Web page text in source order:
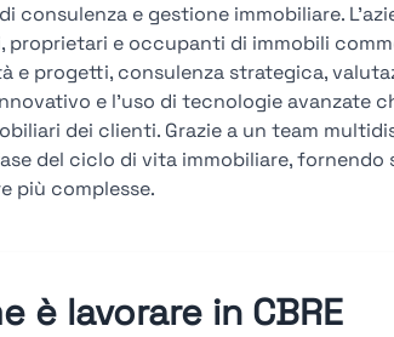
consulenza e gestione immobiliare.
e occupanti di immobili
e progetti, consulenza strategica,
e l’uso di tecnologie avanzate
dei clienti. Grazie a un team
del ciclo di vita immobiliare, fornendo
più complesse.
è lavorare in CBRE